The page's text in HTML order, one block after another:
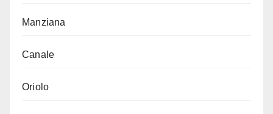
Manziana
Canale
Oriolo